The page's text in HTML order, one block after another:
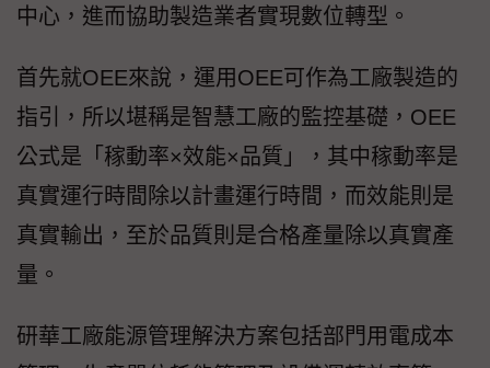
中心，進而協助製造業者實現數位轉型。
首先就OEE來說，運用OEE可作為工廠製造的
指引，所以堪稱是智慧工廠的監控基礎，OEE
公式是「稼動率×效能×品質」，其中稼動率是
真實運行時間除以計畫運行時間，而效能則是
真實輸出，至於品質則是合格產量除以真實產
量。
研華工廠能源管理解決方案包括部門用電成本